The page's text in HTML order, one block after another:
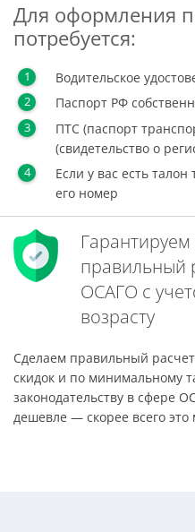
Для оформления
потребуется:
Водительское
Паспорт РФ
ПТС (паспорт
(свидетельство о
Если у вас есть
его номер
правильный
ОСАГО с
возрасту
Сделаем правильный
скидок и по минимальному
законодательству в сфере
дешевле — скорее всего